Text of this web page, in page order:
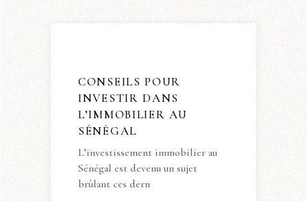
CONSEILS POUR
INVESTIR DANS
L’IMMOBILIER AU
SÉNÉGAL
L’investissement immobilier au
Sénégal est devenu un sujet
brûlant ces dern